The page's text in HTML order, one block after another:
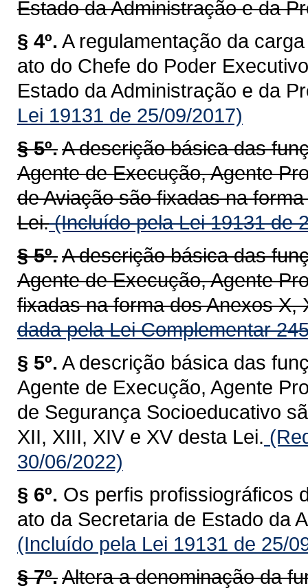
Estado da Administração e da
§ 4º. A regulamentação da
ato do Chefe do Poder
Estado da Administração e da
Lei 19131 de 25/09/2017)
§ 5º.A descrição básica das
Agente de Execução, Agente
de Aviação são fixadas na
Lei.(Incluído pela Lei 19131 de
§ 5º.A descrição básica das
Agente de Execução, Agente
fixadas na forma dos Anexos X,
dada pela Lei Complementar
§ 5º. A descrição básica das
Agente de Execução, Agente
de Segurança Socioeducativo
XII, XIII, XIV e XV desta Lei.
30/06/2022)
§ 6º. Os perfis profissiográficos
ato da Secretaria de Estado da
(Incluído pela Lei 19131 de 25/
§ 7º.Altera a denominação da